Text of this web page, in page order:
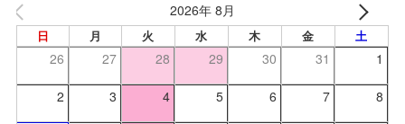
2026年 8月
日 月 火 水 木 金 土
26 27 28 29 30 31 1
2 3 4 5 6 7 8